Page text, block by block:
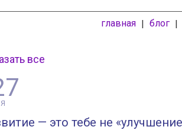
главная | блог |
все
— это тебе не